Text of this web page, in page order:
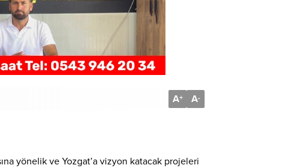
A+ A-
yönelik ve Yozgat’a vizyon katacak projeleri